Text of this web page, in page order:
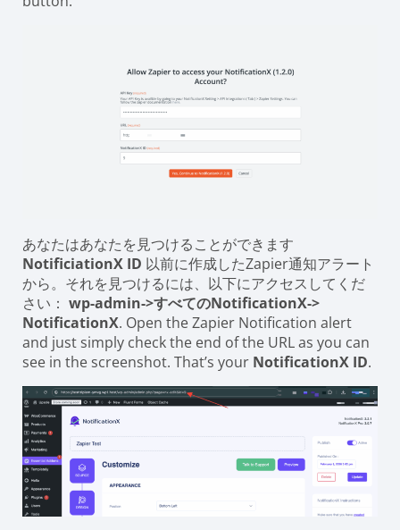
あなたはあなたを見つけることができます
NotificiationX ID 以前に作成したZapier通知アラート
から。それを見つけるには、以下にアクセスしてくだ
さい： wp-admin->すべてのNotificationX->
NotificationX. Open the Zapier Notification alert
and just simply check the end of the URL as you can
see in the screenshot. That’s your NotificationX ID.